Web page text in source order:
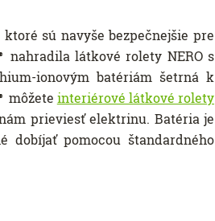
sú navyše bezpečnejšie pre
nahradila látkové rolety NERO s
ionovým batériám šetrná k
môžete interiérové látkové rolety
prieviesť elektrinu. Batéria je
pomocou štandardného